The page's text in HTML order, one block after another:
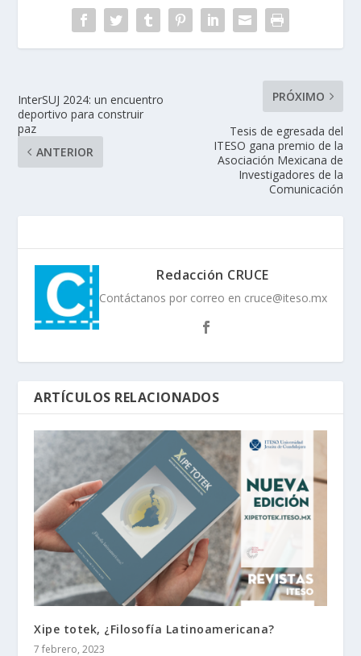
InterSUJ 2024: un encuentro
deportivo para construir
paz
ANTERIOR
PRÓXIMO
Tesis de egresada del
ITESO gana premio de la
Asociación Mexicana de
Investigadores de la
Comunicación
Redacción CRUCE
Contáctanos por correo en cruce@iteso.mx
ARTÍCULOS RELACIONADOS
Xipe totek, ¿Filosofía Latinoamericana?
7 febrero, 2023